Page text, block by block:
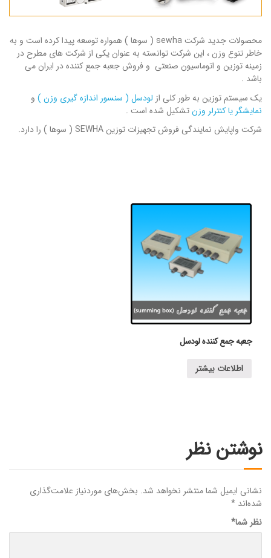
محصولات جدید شرکت sewha ( سوها ) همواره توسعه پیدا کرده است و به
خاطر تنوع وزن ، این شرکت توانسته به عنوان یکی از شرکت های مطرح در
زمینه توزین و اتوماسیون صنعتی و فروش جعبه جمع کننده در ایران می
باشد .
یک سیستم توزین به طور کلی از لودسل ( سنسور اندازه گیری وزن ) و
نمایشگر یا کنترلر وزنتشکیل شده است .
شرکت واپایش نمایندگی فروش تجهیزات توزین SEWHA ( سوها ) را دارد.
جعبه جمع کننده لودسل
اطلاعات بیشتر
نوشتن نظر
نشانی ایمیل شما منتشر نخواهد شد. بخش‌های موردنیاز علامت‌گذاری
شده‌اند *
نظر شما*